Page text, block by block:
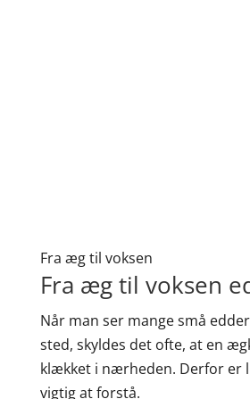
Fra æg til voksen
Fra æg til voksen
Når man ser mange små
sted, skyldes det ofte, at en
klækket i nærheden. Derfor er
vigtig at forstå.